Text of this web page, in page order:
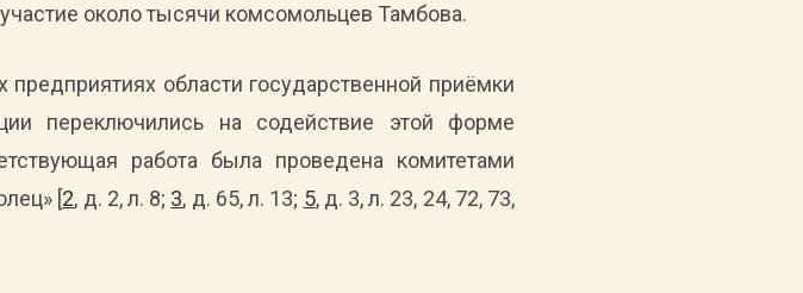
около тысячи комсомольцев Тамбова.
области государственной приёмки
переключились на содействие этой форме
работа была проведена комитетами
[2, д. 2, л. 8; 3, д. 65, л. 13; 5, д. 3, л. 23, 24, 72, 73,